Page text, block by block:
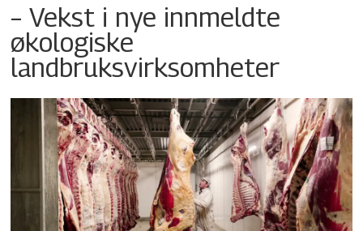
– Vekst i nye innmeldte
økologiske
landbruksvirksomheter